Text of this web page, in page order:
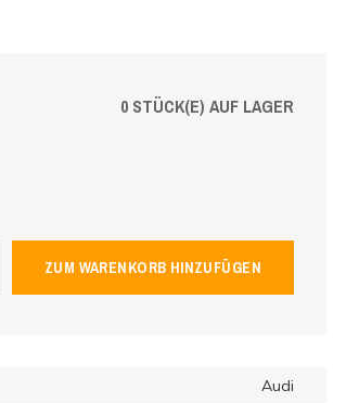
0 STÜCK(E) AUF LAGER
ZUM WARENKORB HINZUFÜGEN
Audi